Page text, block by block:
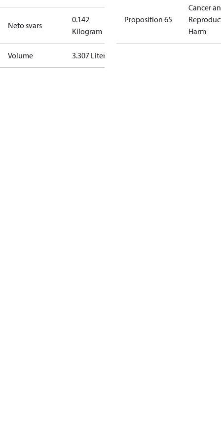
Neto svars
0.142
Kilogram
Volume 3.307 Liter
Proposition 65
Cancer
Harm